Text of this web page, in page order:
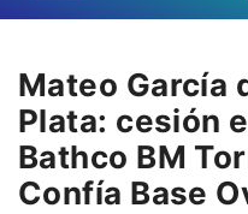
Mateo García
Plata: cesión
Bathco BM
Confía Base